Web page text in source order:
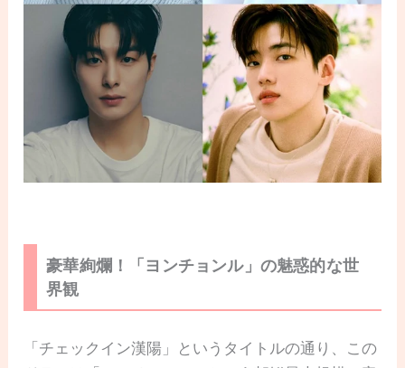
豪華絢爛！「ヨンチョンル」の魅惑的な世
界観
「チェックイン漢陽」というタイトルの通り、この